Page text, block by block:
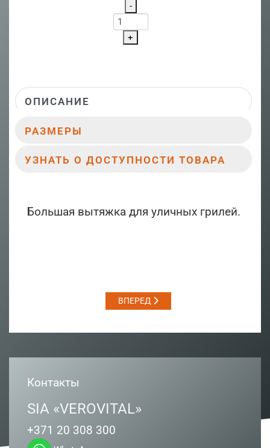
-
+
ОПИСАНИЕ
РАЗМЕРЫ
УЗНАТЬ О ДОСТУПНОСТИ ТОВАРА
Большая вытяжка для уличных грилей.
ВПЕРЕД
Контакты
SIA «VEROVITAL»
+371 20 308 300